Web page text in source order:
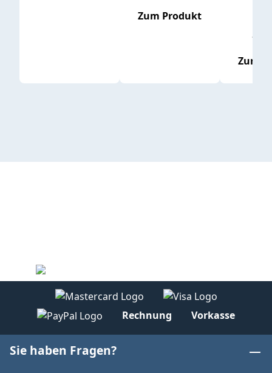
Zum Produkt
Zum
Rechnung Vorkasse
Sie haben Fragen?